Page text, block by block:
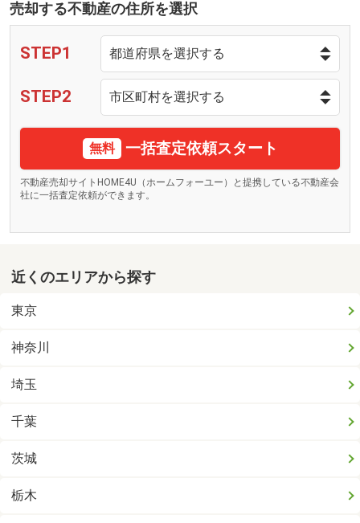
売却する不動産の住所を選択
STEP1
STEP2
無料 一括査定依頼スタート
不動産売却サイトHOME4U（ホームフォーユー）と提携している不動産会
社に一括査定依頼ができます。
近くのエリアから探す
東京
神奈川
埼玉
千葉
茨城
栃木